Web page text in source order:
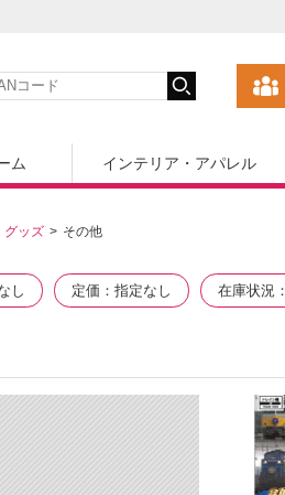
ム インテリア・アパレル
グッズ その他
し 定価 指定なし 在庫状況